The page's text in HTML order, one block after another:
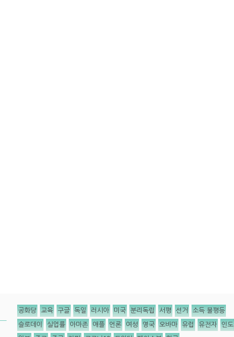
공화당 교육 구글 독일 러시아 미국 분리독립 서평 선거 소득 불평등
슬로데이 실업률 아마존 애플 언론 여성 영국 오바마 유럽 유전자 인도